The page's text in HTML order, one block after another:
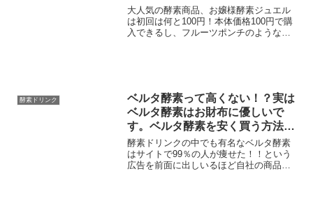
もしにくいので体型維持したい人
にもおすすめ！
大人気の酵素商品、お嬢様酵素ジュエル
は初回は何と100円！本体価格100円で購
入できるし、フルーツポンチのような味
酵素ドリンク
ベルタ酵素って高くない！？実は
ベルタ酵素はお財布に優しいで
す。ベルタ酵素を安く買う方法
は？最安値は楽天？アマゾン！？
酵素ドリンクの中でも有名なベルタ酵素
はサイトで99％の人が痩せた！！という
広告を前面に出しいるほど自社の商品に